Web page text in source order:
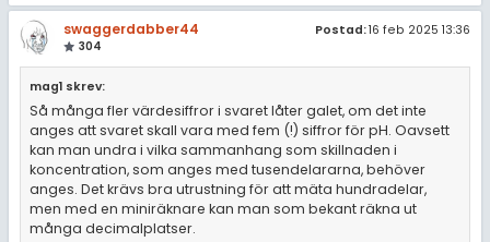
swaggerdabber44
304
Postad:16 feb 2025 13:36
mag1 skrev:
Så många fler värdesiffror i svaret låter galet, om det inte
anges att svaret skall vara med fem (!) siffror för pH. Oavsett
kan man undra i vilka sammanhang som skillnaden i
koncentration, som anges med tusendelararna, behöver
anges. Det krävs bra utrustning för att mäta hundradelar,
men med en miniräknare kan man som bekant räkna ut
många decimalplatser.